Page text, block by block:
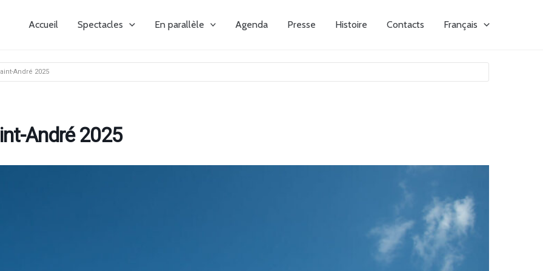
Accueil Spectacles En parallèle Agenda Presse Histoire Contacts Français
André 2025
André 2025